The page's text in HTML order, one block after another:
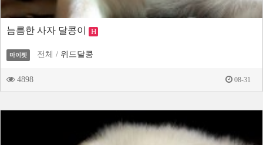
늠름한 사자 달콩이 H
마이펫 전체 / 위드달콩
4898 08-31